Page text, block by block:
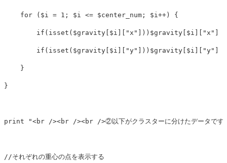
for ( $i = 1 ; $i <= $center_num ; $i ++ ) {
if ( isset ( $gravity $i "x" ])) $gravity $i "x"
if ( isset ( $gravity $i "y" ])) $gravity $i "y"
}
}
print "<br /><br /><br />②以下がクラスターに分けたデータです
//それぞれの重心の点を表示する